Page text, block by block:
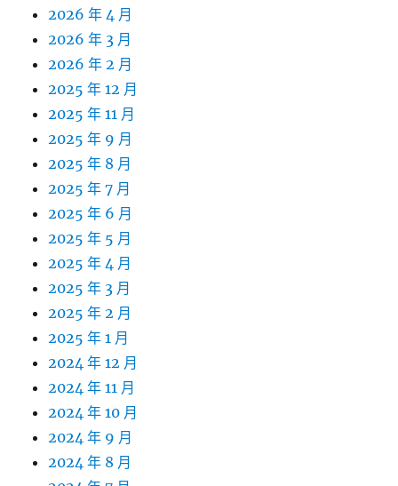
2026 年 4 月
2026 年 3 月
2026 年 2 月
2025 年 12 月
2025 年 11 月
2025 年 9 月
2025 年 8 月
2025 年 7 月
2025 年 6 月
2025 年 5 月
2025 年 4 月
2025 年 3 月
2025 年 2 月
2025 年 1 月
2024 年 12 月
2024 年 11 月
2024 年 10 月
2024 年 9 月
2024 年 8 月